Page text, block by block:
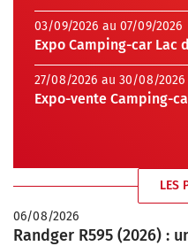
03/09/2026 au 07/09/2026
Expo Camping-car Lac
27/08/2026 au 30/08/2026
Expo-vente Camping-
LES
06/08/2026
Randger R595 (2026) :